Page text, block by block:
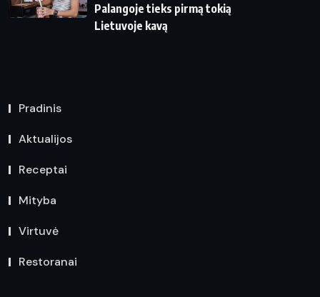
Palangoje tieks pirmą tokią
Lietuvoje kavą
Pradinis
Aktualijos
Receptai
Mityba
Virtuvė
Restoranai